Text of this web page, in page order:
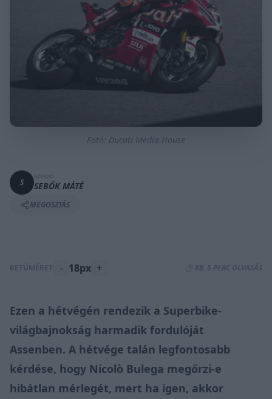
Fotó: Ducati Media House
S SEBŐK MÁTÉ
MEGOSZTÁS
BETŰMÉRET: - 18px + ⏱️ KB. 5 PERC OLVASÁS
Ezen a hétvégén rendezik a Superbike-
világbajnokság harmadik fordulóját
Assenben. A hétvége talán legfontosabb
kérdése, hogy Nicolò Bulega megőrzi-e
hibátlan mérlegét, mert ha igen, akkor